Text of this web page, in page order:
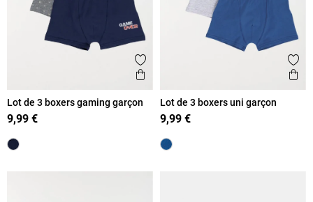
Ajouter aux favoris
Aperçu rapide
Lot de 3 boxers gaming garçon
9,99 €
Lot de 3 boxers uni garçon
9,99 €